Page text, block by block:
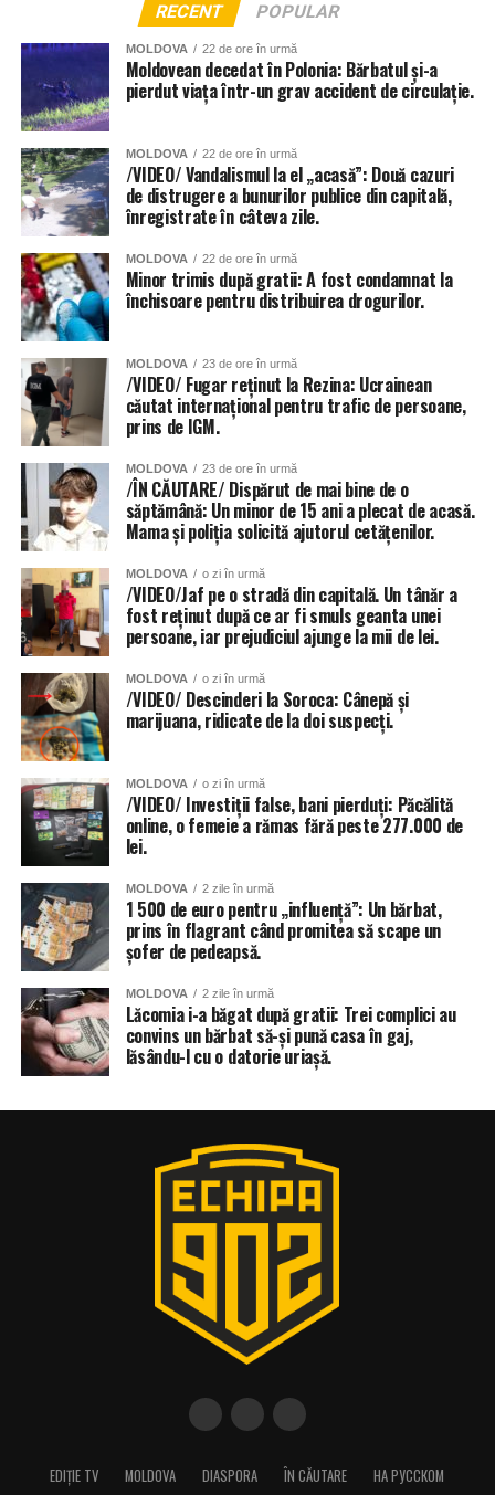
RECENT POPULAR
MOLDOVA 22 de ore în urmă
Moldovean decedat în Polonia: Bărbatul și-a
pierdut viața într-un grav accident de circulație.
MOLDOVA 22 de ore în urmă
/VIDEO/ Vandalismul la el „acasă”: Două cazuri
de distrugere a bunurilor publice din capitală,
înregistrate în câteva zile.
MOLDOVA 22 de ore în urmă
Minor trimis după gratii: A fost condamnat la
închisoare pentru distribuirea drogurilor.
MOLDOVA 23 de ore în urmă
/VIDEO/ Fugar reținut la Rezina: Ucrainean
căutat internațional pentru trafic de persoane,
prins de IGM.
MOLDOVA 23 de ore în urmă
/ÎN CĂUTARE/ Dispărut de mai bine de o
săptămână: Un minor de 15 ani a plecat de acasă.
Mama și poliția solicită ajutorul cetățenilor.
MOLDOVA o zi în urmă
/VIDEO/Jaf pe o stradă din capitală. Un tânăr a
fost reținut după ce ar fi smuls geanta unei
persoane, iar prejudiciul ajunge la mii de lei.
MOLDOVA o zi în urmă
/VIDEO/ Descinderi la Soroca: Cânepă și
marijuana, ridicate de la doi suspecți.
MOLDOVA o zi în urmă
/VIDEO/ Investiții false, bani pierduți: Păcălită
online, o femeie a rămas fără peste 277.000 de
lei.
MOLDOVA 2 zile în urmă
1 500 de euro pentru „influență”: Un bărbat,
prins în flagrant când promitea să scape un
șofer de pedeapsă.
MOLDOVA 2 zile în urmă
Lăcomia i-a băgat după gratii: Trei complici au
convins un bărbat să-și pună casa în gaj,
lăsându-l cu o datorie uriașă.
EDIȚIE TV MOLDOVA DIASPORA ÎN CĂUTARE НА РУССКОМ